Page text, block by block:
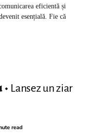
eficientă și
esențială. Fie că
Lansez un ziar
read